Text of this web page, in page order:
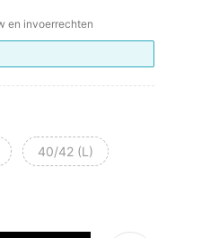
en invoerrechten
40/42 (L)